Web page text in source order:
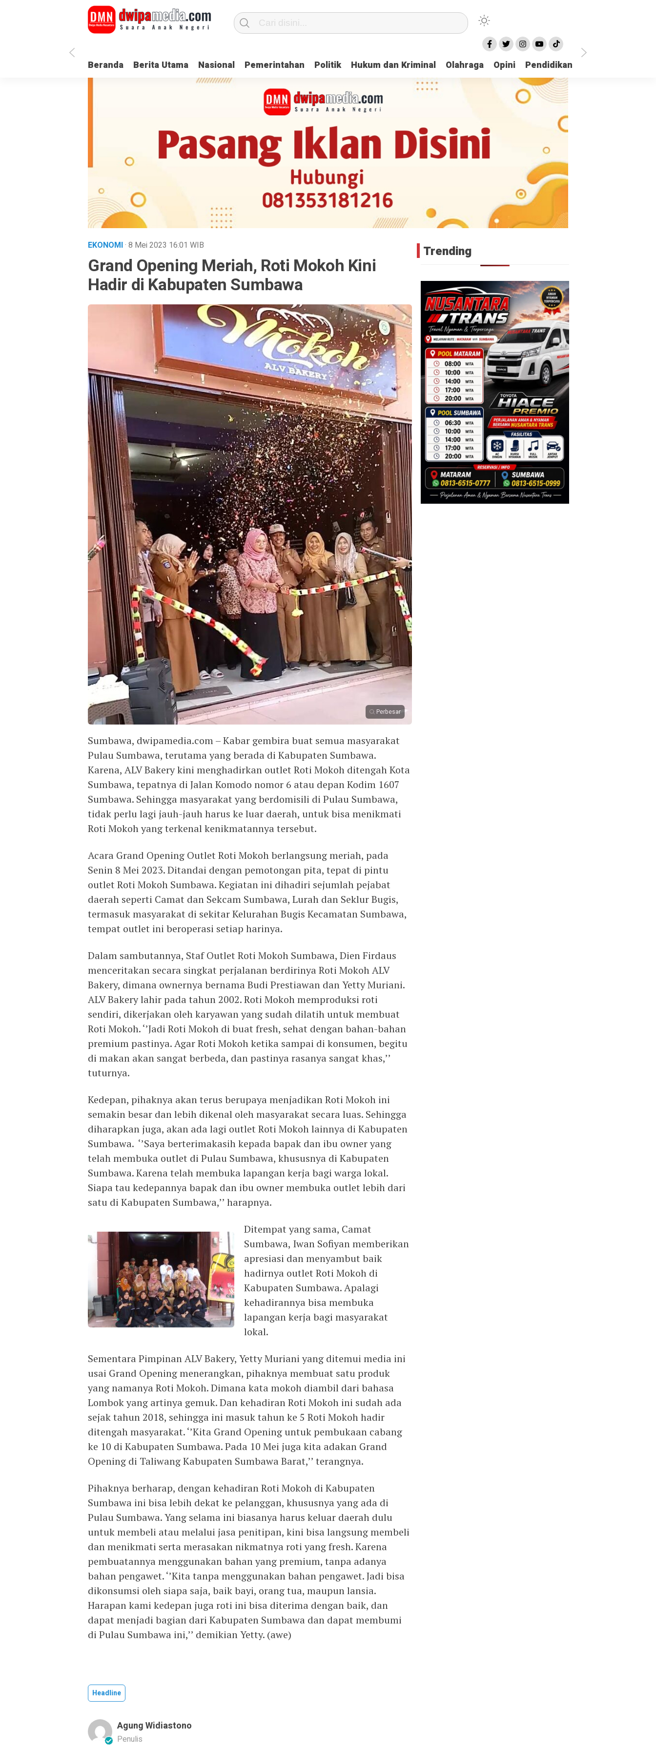
Beranda Berita Utama Nasional Pemerintahan Politik Hukum dan Kriminal Olahraga Opini Pendidikan
EKONOMI· 8 Mei 2023 16:01 WIB
Grand Opening Meriah, Roti Mokoh Kini
Hadir di Kabupaten Sumbawa
Perbesar
Sumbawa, dwipamedia.com – Kabar gembira buat semua masyarakat
Pulau Sumbawa, terutama yang berada di Kabupaten Sumbawa.
Karena, ALV Bakery kini menghadirkan outlet Roti Mokoh ditengah Kota
Sumbawa, tepatnya di Jalan Komodo nomor 6 atau depan Kodim 1607
Sumbawa. Sehingga masyarakat yang berdomisili di Pulau Sumbawa,
tidak perlu lagi jauh-jauh harus ke luar daerah, untuk bisa menikmati
Roti Mokoh yang terkenal kenikmatannya tersebut.
Acara Grand Opening Outlet Roti Mokoh berlangsung meriah, pada
Senin 8 Mei 2023. Ditandai dengan pemotongan pita, tepat di pintu
outlet Roti Mokoh Sumbawa. Kegiatan ini dihadiri sejumlah pejabat
daerah seperti Camat dan Sekcam Sumbawa, Lurah dan Seklur Bugis,
termasuk masyarakat di sekitar Kelurahan Bugis Kecamatan Sumbawa,
tempat outlet ini beroperasi setiap harinya.
Dalam sambutannya, Staf Outlet Roti Mokoh Sumbawa, Dien Firdaus
menceritakan secara singkat perjalanan berdirinya Roti Mokoh ALV
Bakery, dimana ownernya bernama Budi Prestiawan dan Yetty Muriani.
ALV Bakery lahir pada tahun 2002. Roti Mokoh memproduksi roti
sendiri, dikerjakan oleh karyawan yang sudah dilatih untuk membuat
Roti Mokoh. ‘’Jadi Roti Mokoh di buat fresh, sehat dengan bahan-bahan
premium pastinya. Agar Roti Mokoh ketika sampai di konsumen, begitu
di makan akan sangat berbeda, dan pastinya rasanya sangat khas,’’
tuturnya.
Kedepan, pihaknya akan terus berupaya menjadikan Roti Mokoh ini
semakin besar dan lebih dikenal oleh masyarakat secara luas. Sehingga
diharapkan juga, akan ada lagi outlet Roti Mokoh lainnya di Kabupaten
Sumbawa. ‘’Saya berterimakasih kepada bapak dan ibu owner yang
telah membuka outlet di Pulau Sumbawa, khususnya di Kabupaten
Sumbawa. Karena telah membuka lapangan kerja bagi warga lokal.
Siapa tau kedepannya bapak dan ibu owner membuka outlet lebih dari
satu di Kabupaten Sumbawa,’’ harapnya.
Ditempat yang sama, Camat
Sumbawa, Iwan Sofiyan memberikan
apresiasi dan menyambut baik
hadirnya outlet Roti Mokoh di
Kabupaten Sumbawa. Apalagi
kehadirannya bisa membuka
lapangan kerja bagi masyarakat
lokal.
Sementara Pimpinan ALV Bakery, Yetty Muriani yang ditemui media ini
usai Grand Opening menerangkan, pihaknya membuat satu produk
yang namanya Roti Mokoh. Dimana kata mokoh diambil dari bahasa
Lombok yang artinya gemuk. Dan kehadiran Roti Mokoh ini sudah ada
sejak tahun 2018, sehingga ini masuk tahun ke 5 Roti Mokoh hadir
ditengah masyarakat. ‘’Kita Grand Opening untuk pembukaan cabang
ke 10 di Kabupaten Sumbawa. Pada 10 Mei juga kita adakan Grand
Opening di Taliwang Kabupaten Sumbawa Barat,’’ terangnya.
Pihaknya berharap, dengan kehadiran Roti Mokoh di Kabupaten
Sumbawa ini bisa lebih dekat ke pelanggan, khususnya yang ada di
Pulau Sumbawa. Yang selama ini biasanya harus keluar daerah dulu
untuk membeli atau melalui jasa penitipan, kini bisa langsung membeli
dan menikmati serta merasakan nikmatnya roti yang fresh. Karena
pembuatannya menggunakan bahan yang premium, tanpa adanya
bahan pengawet. ‘’Kita tanpa menggunakan bahan pengawet. Jadi bisa
dikonsumsi oleh siapa saja, baik bayi, orang tua, maupun lansia.
Harapan kami kedepan juga roti ini bisa diterima dengan baik, dan
dapat menjadi bagian dari Kabupaten Sumbawa dan dapat membumi
di Pulau Sumbawa ini,’’ demikian Yetty. (awe)
Headline
Agung Widiastono
Penulis
Trending